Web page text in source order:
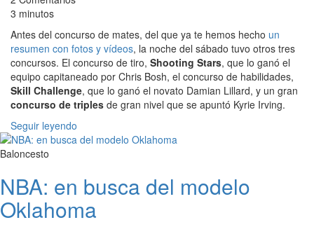
3 minutos
Antes del concurso de mates, del que ya te hemos hecho un
resumen con fotos y vídeos, la noche del sábado tuvo otros tres
concursos. El concurso de tiro, Shooting Stars, que lo ganó el
equipo capitaneado por Chris Bosh, el concurso de habilidades,
Skill Challenge, que lo ganó el novato Damian Lillard, y un gran
concurso de triples de gran nivel que se apuntó Kyrie Irving.
Seguir leyendo
Baloncesto
NBA: en busca del modelo
Oklahoma